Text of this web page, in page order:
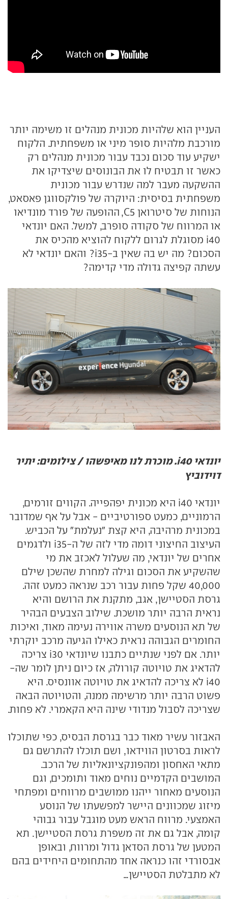
העניין הוא שלהיות מכונית מנהלים זו משימה יותר
מורכבת מלהיות סופר מיני או משפחתית. הלקוח
ישקיע עוד סכום נכבד עבור מכונית מנהלים רק
כאשר זו תבטיח לו את הבונוסים שיצדיקו את
ההשקעה מעבר למה שנדרש עבור מכונית
משפחתית בסיסית: היוקרה של פולקסווגן פאסאט,
הנוחות של סיטרואן C5, ההופעה של פורד מונדיאו
או המרווח של סקודה סופרב, למשל. האם יונדאי
i40 מסוגלת לגרום ללקוח להוציא מהכיס את
הסכום? מה יש בה שאין ב-i35? והאם יונדאי לא
עשתה קפיצה גדולה מדי קדימה?
יונדאי i40. מוכרת לנו מאיפשהו / צילומים: יתיר
דוידוביץ
יונדאי i40 היא מכונית יפהפייה. הקווים זורמים,
הרמוניים, כמעט ספורטיביים - אבל על אף שמדובר
במכונית מרהיבה, היא קצת "נעלמת" על הכביש.
העיצוב החיצוני דומה מדי לזה של ה-i35 ולדגמים
אחרים של יונדאי, מה שעלול לאכזב את מי
שהשקיע את הסכום וגילה למחרת שהשכן שילם
40,000 שקל פחות עבור רכב שנראה כמעט זהה.
גרסת הסטיישן, אגב, מתקנת את הרושם והיא
נראית הרבה יותר מושכת. שילוב הצבעים הבהיר
של תא הנוסעים משרה אווירה נעימה מאוד, ואיכות
החומרים הגבוהה נראית כאילו הגיעה מרכב יוקרתי
יותר. אם לפני שנתיים כתבנו שיונדאי i30 צריכה
להדאיג את טויוטה קורולה, אז כיום ניתן לומר שה-
i40 לא צריכה להדאיג את טויוטה אוונסיס. היא
פשוט הרבה יותר מרשימה ממנה, והטויוטה הבאה
שצריכה לסבול מנדודי שינה היא הקאמרי. לא פחות.
האבזור עשיר מאוד כבר בגרסת הבסיס, כפי שתוכלו
לראות בסרטון הווידאו, ושם תוכלו להתרשם גם
מתאי האחסון ומהפונקציונאליות של הרכב.
המושבים הקדמיים נוחים מאוד ותומכים, וגם
הנוסעים מאחור ייהנו ממושבים מרווחים ומפתחי
מיזוג שמכוונים היישר למפשעתו של הנוסע
האמצעי. מרווח הראש מעט מוגבל עבור גבוהי
קומה, אבל גם את זה משפרת גרסת הסטיישן. תא
המטען של גרסת הסדאן גדול ומרווח, ובאופן
אבסורדי זהו כנראה אחד מהתחומים היחידים בהם
לא מתבלטת הסטיישן...